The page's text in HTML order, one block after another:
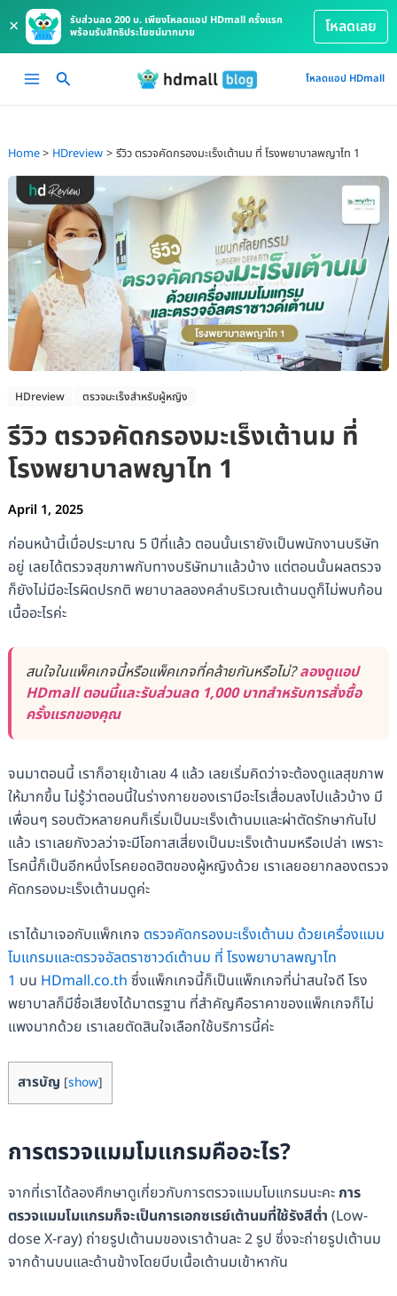
×
รับส่วนลด 200 บ. เพียงโหลดแอป HDmall ครั้งแรก
พร้อมรับสิทธิประโยชน์มากมาย
โหลดเลย
Main
โหลดแอป HDmall
Home HDreview รีวิว ตรวจคัดกรองมะเร็งเต้านม ที่ โรงพยาบาลพญาไท 1
HDreview ตรวจมะเร็งสำหรับผู้หญิง
รีวิว ตรวจคัดกรองมะเร็งเต้านม ที่
โรงพยาบาลพญาไท 1
April 1, 2025
ก่อนหน้านี้เมื่อประมาณ 5 ปีที่แล้ว ตอนนั้นเรายังเป็นพนักงานบริษัท
อยู่ เลยได้ตรวจสุขภาพกับทางบริษัทมาแล้วบ้าง แต่ตอนนั้นผลตรวจ
ก็ยังไม่มีอะไรผิดปรกติ พยาบาลลองคลำบริเวณเต้านมดูก็ไม่พบก้อน
เนื้ออะไรค่ะ
สนใจในแพ็คเกจนี้หรือแพ็คเกจที่คล้ายกันหรือไม่?ลองดูแอป
HDmall ตอนนี้และรับส่วนลด 1,000 บาทสำหรับการสั่งซื้อ
ครั้งแรกของคุณ
จนมาตอนนี้ เราก็อายุเข้าเลข 4 แล้ว เลยเริ่มคิดว่าจะต้องดูแลสุขภาพ
ให้มากขึ้น ไม่รู้ว่าตอนนี้ในร่างกายของเรามีอะไรเสื่อมลงไปแล้วบ้าง มี
เพื่อนๆ รอบตัวหลายคนก็เริ่มเป็นมะเร็งเต้านมและผ่าตัดรักษากันไป
แล้ว เราเลยกังวลว่าจะมีโอกาสเสี่ยงเป็นมะเร็งเต้านมหรือเปล่า เพราะ
โรคนี้ก็เป็นอีกหนึ่งโรคยอดฮิตของผู้หญิงด้วย เราเลยอยากลองตรวจ
คัดกรองมะเร็งเต้านมดูค่ะ
เราได้มาเจอกับแพ็กเกจ ตรวจคัดกรองมะเร็งเต้านม ด้วยเครื่องแมม
โมแกรมและตรวจอัลตราซาวด์เต้านม ที่ โรงพยาบาลพญาไท
1 บน HDmall.co.th ซึ่งแพ็กเกจนี้ก็เป็นแพ็กเกจที่น่าสนใจดี โรง
พยาบาลก็มีชื่อเสียงได้มาตรฐาน ที่สำคัญคือราคาของแพ็กเกจก็ไม่
แพงมากด้วย เราเลยตัดสินใจเลือกใช้บริการนี้ค่ะ
สารบัญ [show]
การตรวจแมมโมแกรมคืออะไร?
จากที่เราได้ลองศึกษาดูเกี่ยวกับการตรวจแมมโมแกรมนะคะ การ
ตรวจแมมโมแกรมก็จะเป็นการเอกซเรย์เต้านมที่ใช้รังสีต่ำ (Low-
dose X-ray) ถ่ายรูปเต้านมของเราด้านละ 2 รูป ซึ่งจะถ่ายรูปเต้านม
จากด้านบนและด้านข้างโดยบีบเนื้อเต้านมเข้าหากัน